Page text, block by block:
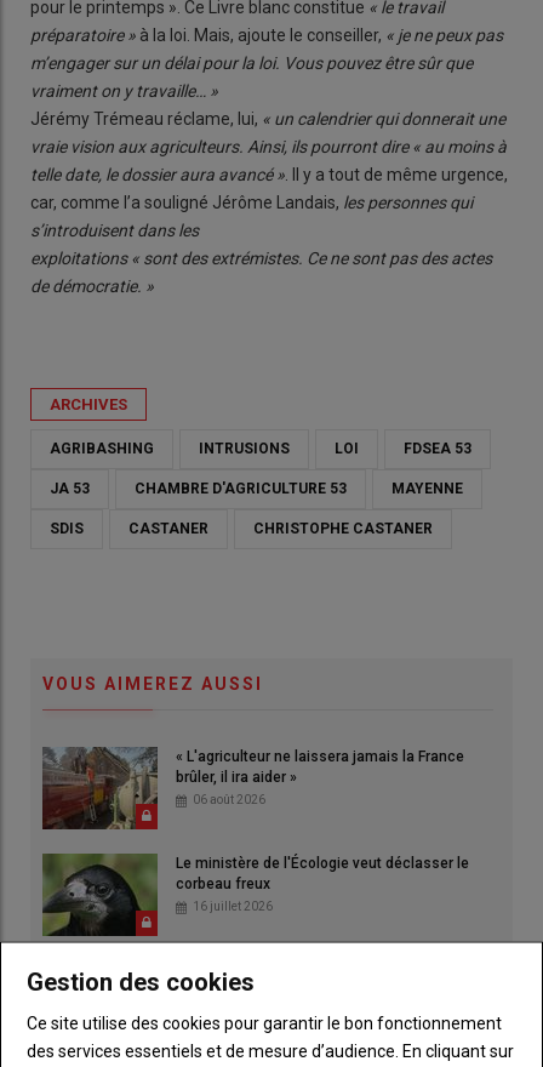
pour le printemps ». Ce Livre blanc constitue « le travail
préparatoire » à la loi. Mais, ajoute le conseiller, « je ne peux pas
m’engager sur un délai pour la loi. Vous pouvez être sûr que
vraiment on y travaille… »
Jérémy Trémeau réclame, lui, « un calendrier qui donnerait une
vraie vision aux agriculteurs. Ainsi, ils pourront dire « au moins à
telle date, le dossier aura avancé » . Il y a tout de même urgence,
car, comme l’a souligné Jérôme Landais, les personnes qui
s’introduisent dans les
exploitations « sont des extrémistes. Ce ne sont pas des actes
de démocratie. »
ARCHIVES
AGRIBASHING INTRUSIONS LOI FDSEA 53
JA 53 CHAMBRE D'AGRICULTURE 53 MAYENNE
SDIS CASTANER CHRISTOPHE CASTANER
VOUS AIMEREZ AUSSI
« L'agriculteur ne laissera jamais la France
brûler, il ira aider »
06 août 2026
Le ministère de l'Écologie veut déclasser le
corbeau freux
16 juillet 2026
Le banc d'essai, la solution pour vérifier la
puissance de votre moteur
16 juillet 2026
Gestion des cookies
Ce site utilise des cookies pour garantir le bon fonctionnement
des services essentiels et de mesure d’audience. En cliquant sur